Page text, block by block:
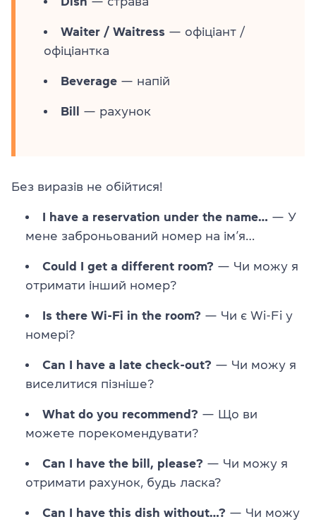
Waiter / Waitress — офіціант /
офіціантка
Beverage — напій
Bill — рахунок
Без виразів не обійтися!
I have a reservation under the name… — У
мене заброньований номер на ім’я…
Could I get a different room? — Чи можу я
отримати інший номер?
Is there Wi-Fi in the room? — Чи є Wi-Fi у
номері?
Can I have a late check-out? — Чи можу я
виселитися пізніше?
What do you recommend? — Що ви
можете порекомендувати?
Can I have the bill, please? — Чи можу я
отримати рахунок, будь ласка?
Can I have this dish without…? — Чи можу